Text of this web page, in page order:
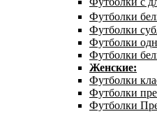
Футболки
Футболки
Футболки
Футболки
Женские:
Футболки
Футболки
Футболки